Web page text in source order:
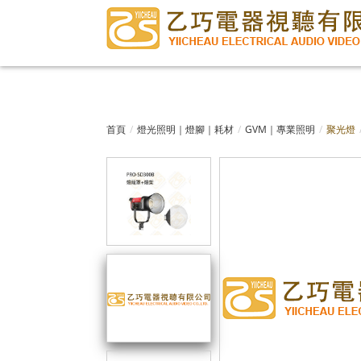
首頁 燈光照明｜燈腳｜耗材 GVM｜專業照明 聚光燈